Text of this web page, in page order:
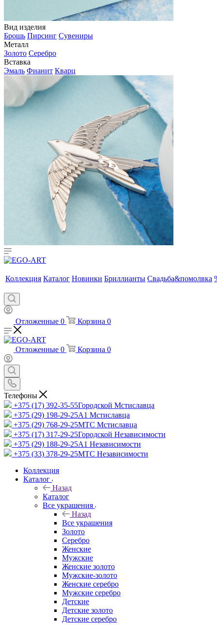
Вид изделия
Брошь Пирсинг Сувениры
Металл
Золото Серебро
Вставка
Эмаль Фианит Кварц
Коллекция Каталог Новинки Бриллианты Свадьба&помолвка
Отложенные 0 Корзина 0
Отложенные 0 Корзина 0
Телефоны
+375 (17) 392-35-55Городской Мстиславца
+375 (29) 198-29-25A1 Мстиславца
+375 (29) 768-29-25МТС Мстиславца
+375 (17) 317-29-25Городской Независимости
+375 (29) 188-29-25A1 Независимости
+375 (33) 378-29-25МТС Независимости
Коллекция
Каталог
Назад
Каталог
Все украшения
Назад
Все украшения
Золото
Серебро
Женские
Мужские
Женские золото
Мужские-золото
Женские серебро
Мужские серебро
Детские
Детские золото
Детские серебро